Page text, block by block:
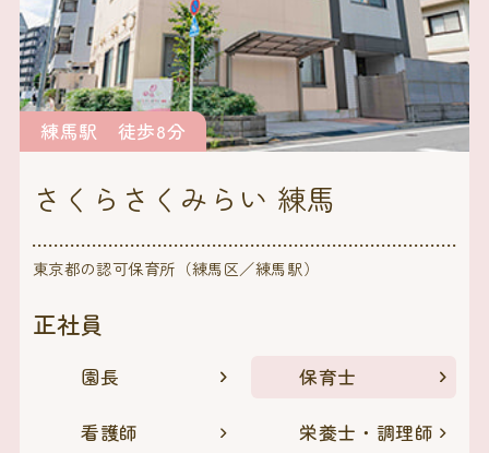
練馬駅 徒歩8分
さくらさくみらい 練馬
東京都の認可保育所（練馬区／練馬駅）
正社員
園長 保育士
看護師 栄養士・調理師